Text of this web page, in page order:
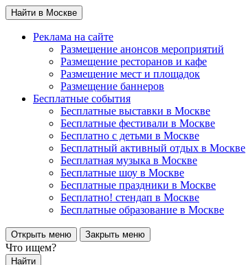
Найти в Москве
Реклама на сайте
Размещение анонсов мероприятий
Размещение ресторанов и кафе
Размещение мест и площадок
Размещение баннеров
Бесплатные события
Бесплатные выставки в Москве
Бесплатные фестивали в Москве
Бесплатно с детьми в Москве
Бесплатный активный отдых в Москве
Бесплатная музыка в Москве
Бесплатные шоу в Москве
Бесплатные праздники в Москве
Бесплатно! стендап в Москве
Бесплатные образование в Москве
Открыть меню Закрыть меню
Что ищем?
Найти